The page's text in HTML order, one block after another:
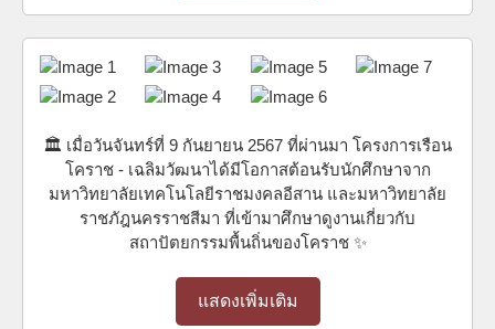
🏛️ เมื่อวันจันทร์ที่ 9 กันยายน 2567 ที่ผ่านมา โครงการเรือน
โคราช - เฉลิมวัฒนาได้มีโอกาสต้อนรับนักศึกษาจาก
มหาวิทยาลัยเทคโนโลยีราชมงคลอีสาน และมหาวิทยาลัย
ราชภัฎนครราชสีมา ที่เข้ามาศึกษาดูงานเกี่ยวกับ
สถาปัตยกรรมพื้นถิ่นของโคราช ✨
แสดงเพิ่มเติม